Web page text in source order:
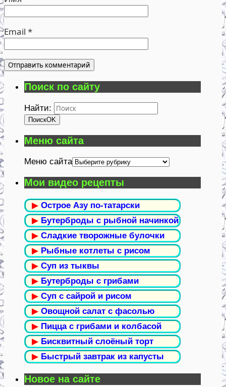
Email *
Поиск по сайту
Найти:
ПоискOK
Меню сайта
Меню сайта
Мои видео рецепты
▶ Острое Азу по-татарски
▶ Бутерброды с рыбной начинкой
▶ Сладкие творожные булочки
▶ Рыбные котлеты с рисом
▶ Суп из тыквы
▶ Бутерброды с грибами
▶ Суп с сайрой и рисом
▶ Овощной салат с фасолью
▶ Пицца с грибами и колбасой
▶ Бисквитный слоёный торт
▶ Быстрый завтрак из капусты
Новое на сайте